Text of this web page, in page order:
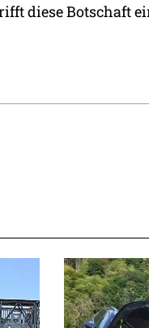
diese Botschaft